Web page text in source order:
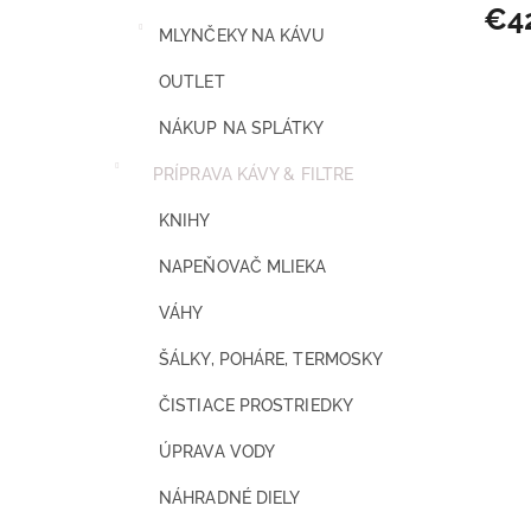
MLYNČEKY NA KÁVU
OUTLET
NÁKUP NA SPLÁTKY
PRÍPRAVA KÁVY & FILTRE
KNIHY
NAPEŇOVAČ MLIEKA
VÁHY
ŠÁLKY, POHÁRE, TERMOSKY
ČISTIACE PROSTRIEDKY
ÚPRAVA VODY
NÁHRADNÉ DIELY